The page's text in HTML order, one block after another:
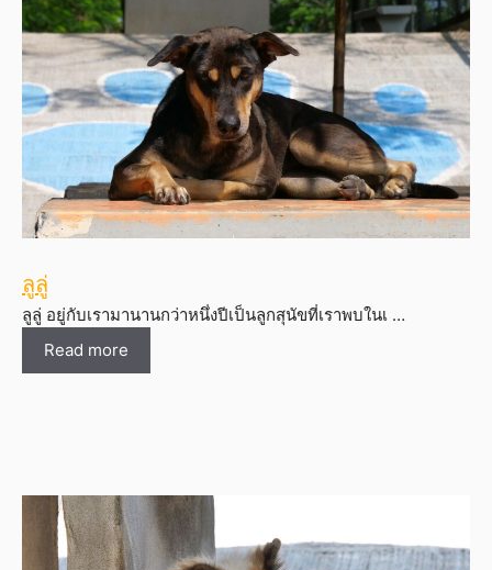
ลูลู่
ลูลู่ อยู่กับเรามานานกว่าหนึ่งปีเป็นลูกสุนัขที่เราพบในเ …
Read more